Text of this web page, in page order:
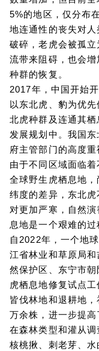
5%的地区，仅分布
地连通性的丧失对
破碎，老虎会被孤
流带来阻碍，也会
种群的恢复。
2017年，中国开始
以东北虎、豹为优
北虎种群及连通其
发展规划中。我国
府主管部门的高度
由于不同区域面临
全球野生虎栖息地
纬度的差异，东北
对更加严寒，自然
息地是一个艰难的过
自2022年，一个地
江省林业和草原局
然保护区、东宁市
虎栖息地修复试点
皆伐林地和退耕地
万余株，进一步提高
在森林类型和灌从
核桃揪、刺老芽、水